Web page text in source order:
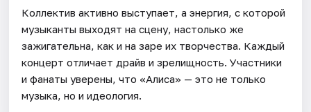
Коллектив активно выступает, а энергия, с которой
музыканты выходят на сцену, настолько же
зажигательна, как и на заре их творчества. Каждый
концерт отличает драйв и зрелищность. Участники
и фанаты уверены, что «Алиса» — это не только
музыка, но и идеология.